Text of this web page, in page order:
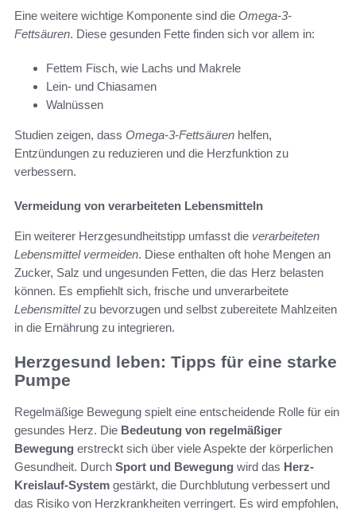
Eine weitere wichtige Komponente sind die Omega-3-
Fettsäuren. Diese gesunden Fette finden sich vor allem in:
Fettem Fisch, wie Lachs und Makrele
Lein- und Chiasamen
Walnüssen
Studien zeigen, dass Omega-3-Fettsäuren helfen,
Entzündungen zu reduzieren und die Herzfunktion zu
verbessern.
Vermeidung von verarbeiteten Lebensmitteln
Ein weiterer Herzgesundheitstipp umfasst die verarbeiteten
Lebensmittel vermeiden. Diese enthalten oft hohe Mengen an
Zucker, Salz und ungesunden Fetten, die das Herz belasten
können. Es empfiehlt sich, frische und unverarbeitete
Lebensmittelzu bevorzugen und selbst zubereitete Mahlzeiten
in die Ernährung zu integrieren.
Herzgesund leben: Tipps für eine starke
Pumpe
Regelmäßige Bewegung spielt eine entscheidende Rolle für ein
gesundes Herz. Die Bedeutung von regelmäßiger
Bewegung erstreckt sich über viele Aspekte der körperlichen
Gesundheit. Durch Sport und Bewegung wird das Herz-
Kreislauf-System gestärkt, die Durchblutung verbessert und
das Risiko von Herzkrankheiten verringert. Es wird empfohlen,